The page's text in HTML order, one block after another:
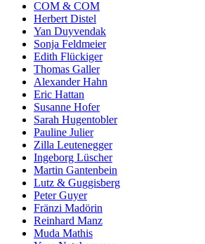
COM & COM
Herbert Distel
Yan Duyvendak
Sonja Feldmeier
Edith Flückiger
Thomas Galler
Alexander Hahn
Eric Hattan
Susanne Hofer
Sarah Hugentobler
Pauline Julier
Zilla Leutenegger
Ingeborg Lüscher
Martin Gantenbein
Lutz & Guggisberg
Peter Guyer
Fränzi Madörin
Reinhard Manz
Muda Mathis